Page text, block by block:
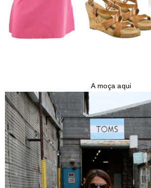
A moça aqui